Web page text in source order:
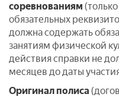
соревнованиям
обязательных
должна содержать
занятиям физической
действия справки не
месяцев до даты
Оригинал полиса